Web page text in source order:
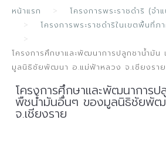
หน้าแรก
โครงการพระราชดำริ (จ
โครงการพระราชดำริในเขตพื้นที่ภ
โครงการศึกษาและพัฒนาการปลูกชาน้ำมั
มูลนิธิชัยพัฒนา อ.แม่ฟ้าหลวง จ.เชียงราย
โครงการศึกษาและพัฒนาการป
พืชน้ำมันอื่นๆ ของมูลนิธิชัยพั
จ.เชียงราย